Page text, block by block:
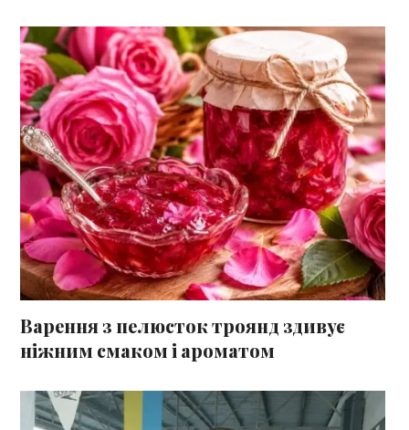
Варення з пелюсток троянд здивує
ніжним смаком і ароматом